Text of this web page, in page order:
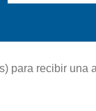
para recibir una